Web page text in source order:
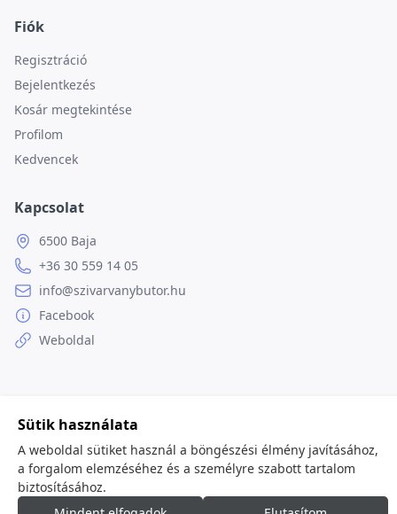
Fiók
Regisztráció
Bejelentkezés
Kosár megtekintése
Profilom
Kedvencek
Kapcsolat
6500 Baja
+36 30 559 14 05
info@szivarvanybutor.hu
Facebook
Weboldal
© 2026
Sütik használata
A weboldal sütiket használ a böngészési élmény javításához,
a forgalom elemzéséhez és a személyre szabott tartalom
biztosításához.